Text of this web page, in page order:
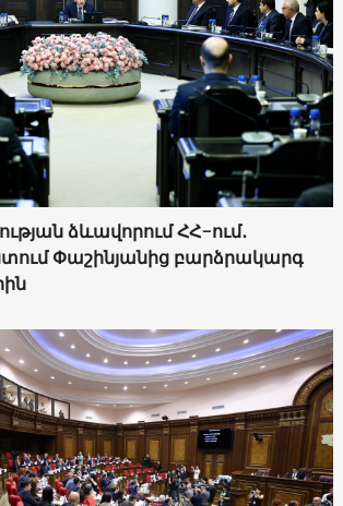
ձևավորում ՀՀ-ում․
Փաշինյանից բարձրակարգ